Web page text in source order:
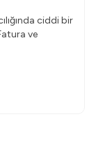
ciddi bir
ve